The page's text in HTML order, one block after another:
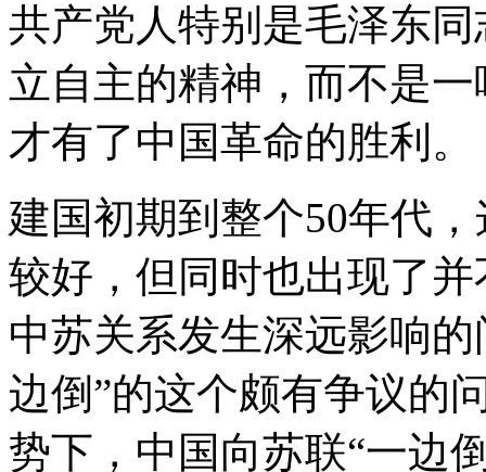
共产党人特别是毛泽东
立自主的精神，而不是
才有了中国革命的胜利。
建国初期到整个50年代
较好，但同时也出现了
中苏关系发生深远影响
边倒”的这个颇有争议的
势下，中国向苏联“一边